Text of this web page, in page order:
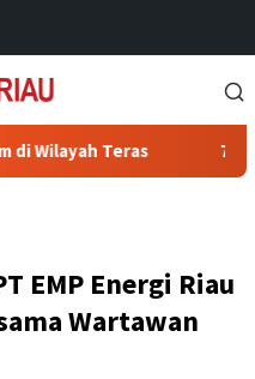
700 Warga
EMP Energi Riau
Wartawan